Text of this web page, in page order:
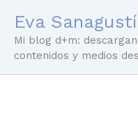
contenido
Eva
Mi blog d+m:
contenidos y medios